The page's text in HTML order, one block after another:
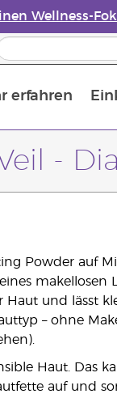
Wellness-
erfahren
-
Powder auf
makellosen
Haut und lässt
– ohne
Haut. Das
auf und